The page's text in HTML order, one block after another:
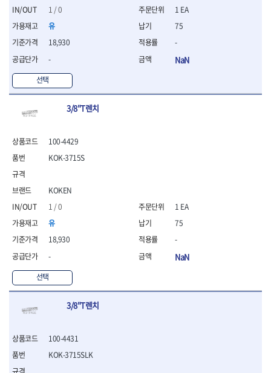
- 볼트세터
- 너트드라이버
- 자화기
- 라쳇렌치
- 임팩엑스트라롱소켓
- 파워렌치
- 드릴척아답타
- 조인트플러그소켓
- 파워렌치
- 소켓홀더
- 비트소켓세트
- 포지비트
- 임팩별비트
- 임팩일자비트
- 임팩포지비트
- 십자비트
- 임팩별비트소켓
- 임팩XZN비트소켓
- XZN비트
- 임팩XZN비트
1 / 0
유
18,930
-
선택
1 EA
75
-
NaN
3/8"T렌치
100-4429
KOKEN
1 / 0
유
18,930
-
선택
KOK-3715S
1 EA
75
-
NaN
3/8"T렌치
100-4431
KOK-3715SLK